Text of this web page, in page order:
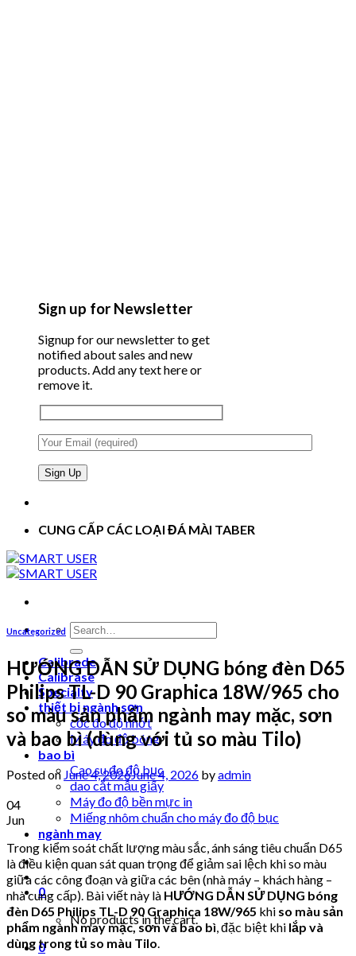
Sign up for Newsletter
Signup for our newsletter to get
notified about sales and new
products. Add any text here or
remove it.
CUNG CẤP CÁC LOẠI ĐÁ MÀI TABER
Search
for:
Calibrade
Calibrase
Specialty
thiết bị ngành sơn
cốc đo độ nhớt
Máy đo độ bóng
bao bì
Cao su đo độ bục
dao cắt mẫu giấy
Máy đo độ bền mực in
Miếng nhôm chuẩn cho máy đo độ bục
ngành may
0
No products in the cart.
0
Uncategorized
HƯỚNG DẪN SỬ DỤNG bóng đèn D65
Philips TL-D 90 Graphica 18W/965 cho
so màu sản phẩm ngành may mặc, sơn
và bao bì (dùng với tủ so màu Tilo)
Posted on June 4, 2026June 4, 2026 byadmin
04
Jun
Trong kiểm soát chất lượng màu sắc, ánh sáng tiêu chuẩn D65
là điều kiện quan sát quan trọng để giảm sai lệch khi so màu
giữa các công đoạn và giữa các bên (nhà máy – khách hàng –
nhà cung cấp). Bài viết này là HƯỚNG DẪN SỬ DỤNG bóng
đèn D65 Philips TL-D 90 Graphica 18W/965 khi so màu sản
phẩm ngành may mặc, sơn và bao bì, đặc biệt khi lắp và
dùng trong tủ so màu Tilo.